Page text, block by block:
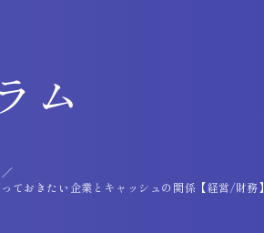
ム
ておきたい企業とキャッシュの関係【経営/財務】